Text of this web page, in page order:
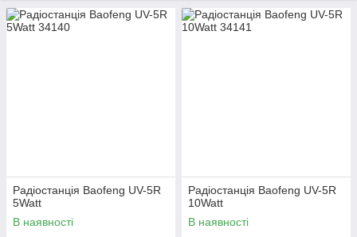
Радіостанція Baofeng UV-5R
5Watt
В наявності
Радіостанція Baofeng UV-5R
10Watt
В наявності